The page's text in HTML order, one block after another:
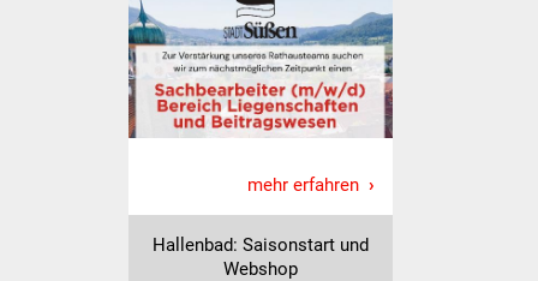
Pflege von Angehörigen
Hitzewarnung / UV-
Index
ÖPNV
mehr erfahren
Hallenbad: Saisonstart und
Webshop